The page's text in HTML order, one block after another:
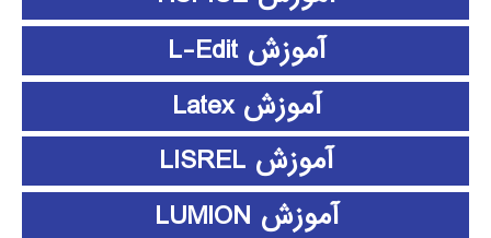
آموزش L-Edit
آموزش Latex
آموزش LISREL
آموزش LUMION